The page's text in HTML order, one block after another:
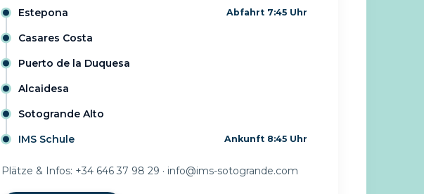
Estepona Abfahrt 7:45 Uhr
Casares Costa
Puerto de la Duquesa
Alcaidesa
Sotogrande Alto
IMS Schule
Ankunft 8:45 Uhr
Plätze & Infos: +34 646 37 98 29 · info@ims-sotogrande.com